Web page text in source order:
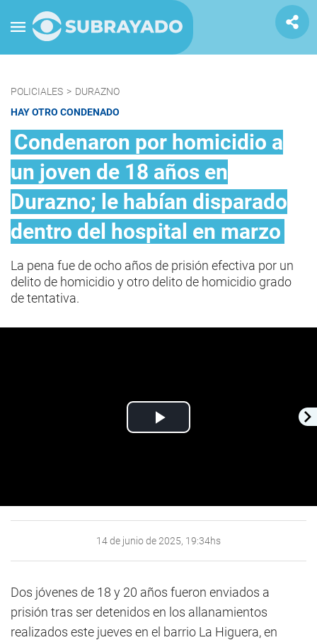
POLICIALES > DURAZNO
HAY OTRO CONDENADO
Condenaron por homicidio a
un joven de 18 años en
Durazno; le habían disparado
dentro del hospital en marzo
La pena fue de ocho años de prisión efectiva por un
delito de homicidio y otro delito de homicidio grado
de tentativa.
Play
14 de junio de 2025, 19:34hs
Dos jóvenes de 18 y 20 años fueron enviados a
prisión tras ser detenidos en los allanamientos
realizados este jueves en el barrio La Higuera, en